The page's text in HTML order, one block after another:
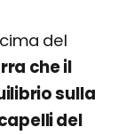
del
che il
sulla
del